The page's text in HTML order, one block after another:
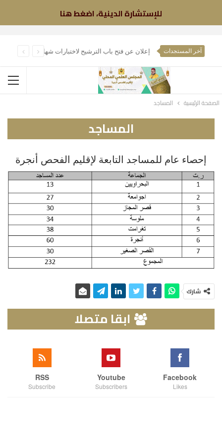
للإستشارة الدينية، اضغط هنا
آخر المستجدات بعض الموانع الشرعية للمرأة من صيام رمضان
الصفحة الرئيسية المساجد
المساجد
إحصاء عام للمساجد التابعة لإقليم الفحص أنجرة
شارك
ابقا متصلا
Facebook
Likes
Youtube
Subscribers
RSS
Subscribe